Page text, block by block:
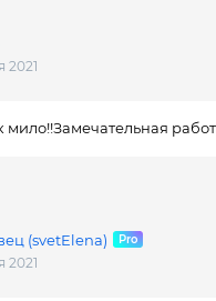
2021
(svetElena)
2021